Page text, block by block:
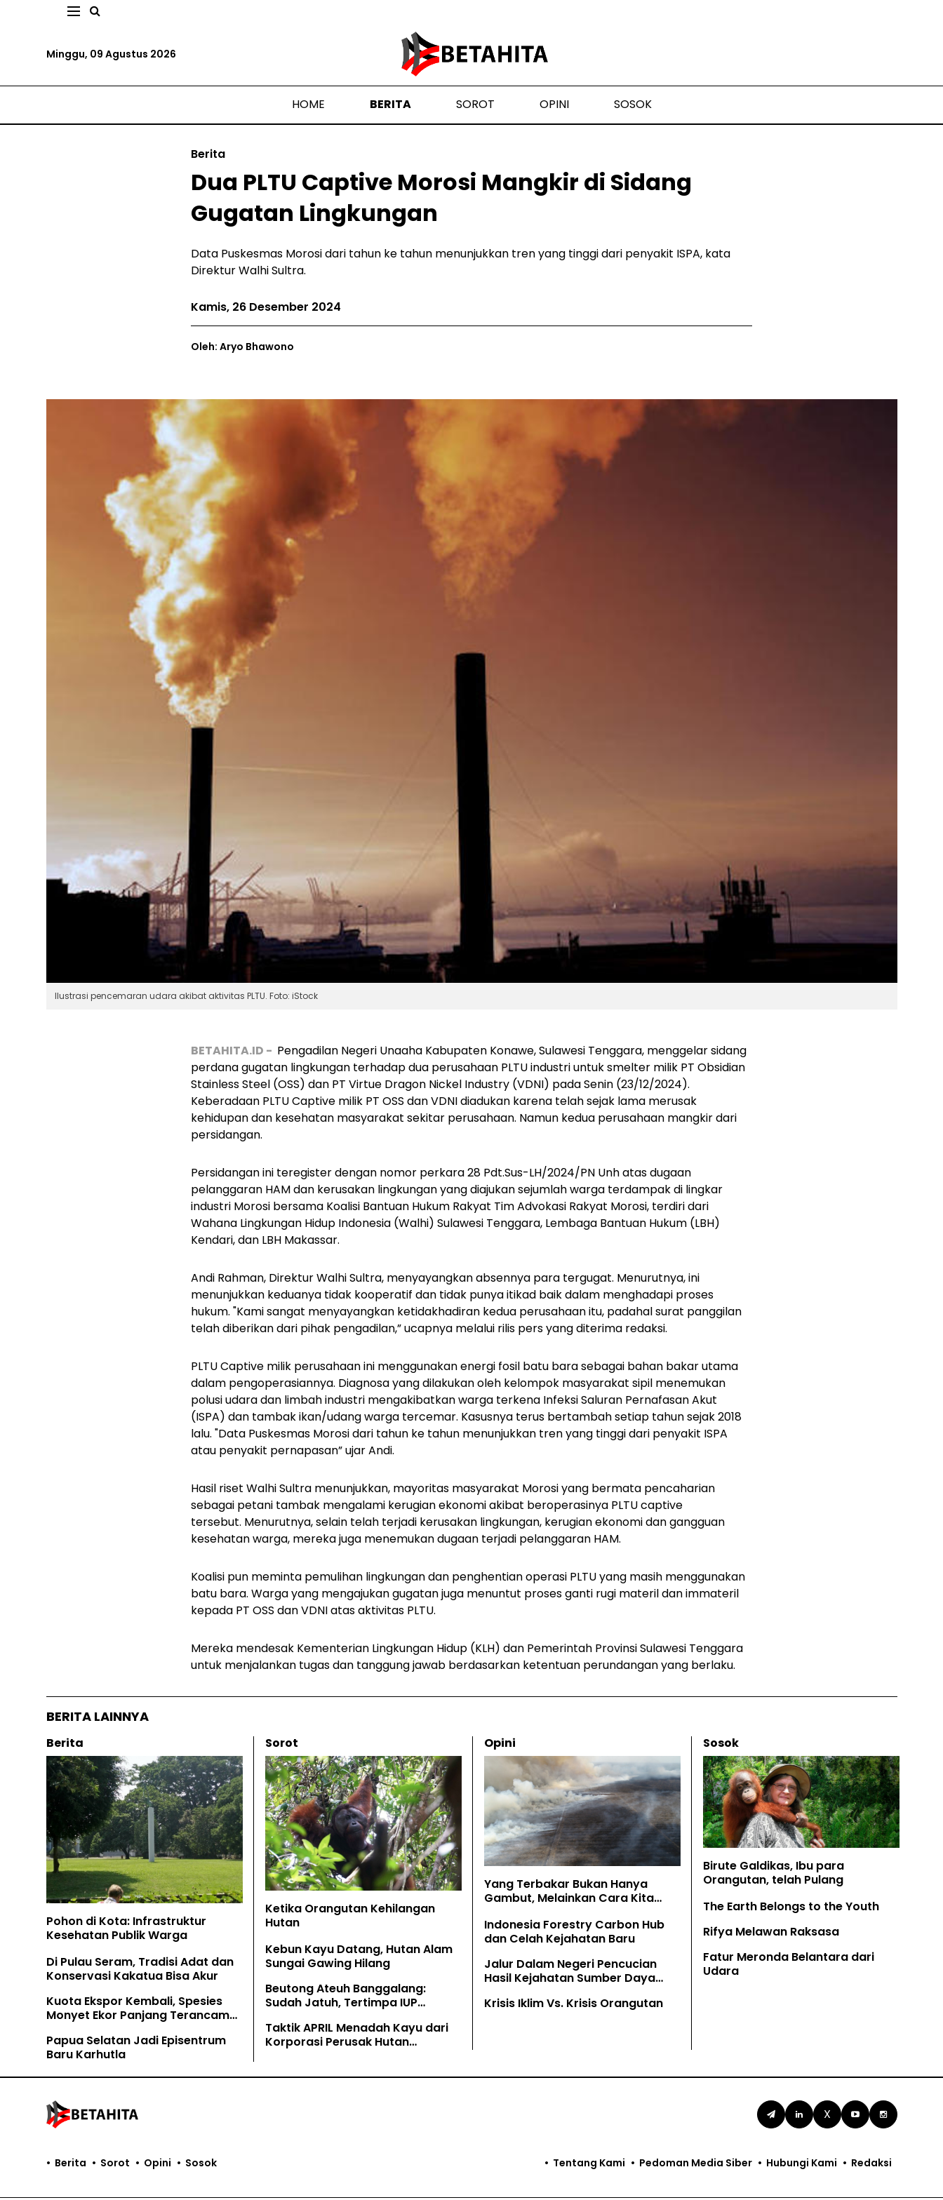
Minggu, 09 Agustus 2026
HOME BERITA SOROT OPINI SOSOK
Berita
Dua PLTU Captive Morosi Mangkir di Sidang
Gugatan Lingkungan
Data Puskesmas Morosi dari tahun ke tahun menunjukkan tren yang tinggi dari penyakit ISPA, kata
Direktur Walhi Sultra.
Kamis, 26 Desember 2024
Oleh: Aryo Bhawono
Ilustrasi pencemaran udara akibat aktivitas PLTU. Foto: iStock
BETAHITA.ID - Pengadilan Negeri Unaaha Kabupaten Konawe, Sulawesi Tenggara, menggelar sidang
perdana gugatan lingkungan terhadap dua perusahaan PLTU industri untuk smelter milik PT Obsidian
Stainless Steel (OSS) dan PT Virtue Dragon Nickel Industry (VDNI) pada Senin (23/12/2024).
Keberadaan PLTU Captive milik PT OSS dan VDNI diadukan karena telah sejak lama merusak
kehidupan dan kesehatan masyarakat sekitar perusahaan. Namun kedua perusahaan mangkir dari
persidangan.
Persidangan ini teregister dengan nomor perkara 28 Pdt.Sus-LH/2024/PN Unh atas dugaan
pelanggaran HAM dan kerusakan lingkungan yang diajukan sejumlah warga terdampak di lingkar
industri Morosi bersama Koalisi Bantuan Hukum Rakyat Tim Advokasi Rakyat Morosi, terdiri dari
Wahana Lingkungan Hidup Indonesia (Walhi) Sulawesi Tenggara, Lembaga Bantuan Hukum (LBH)
Kendari, dan LBH Makassar.
Andi Rahman, Direktur Walhi Sultra, menyayangkan absennya para tergugat. Menurutnya, ini
menunjukkan keduanya tidak kooperatif dan tidak punya itikad baik dalam menghadapi proses
hukum. "Kami sangat menyayangkan ketidakhadiran kedua perusahaan itu, padahal surat panggilan
telah diberikan dari pihak pengadilan,” ucapnya melalui rilis pers yang diterima redaksi.
PLTU Captive milik perusahaan ini menggunakan energi fosil batu bara sebagai bahan bakar utama
dalam pengoperasiannya. Diagnosa yang dilakukan oleh kelompok masyarakat sipil menemukan
polusi udara dan limbah industri mengakibatkan warga terkena Infeksi Saluran Pernafasan Akut
(ISPA) dan tambak ikan/udang warga tercemar. Kasusnya terus bertambah setiap tahun sejak 2018
lalu. "Data Puskesmas Morosi dari tahun ke tahun menunjukkan tren yang tinggi dari penyakit ISPA
atau penyakit pernapasan” ujar Andi.
Hasil riset Walhi Sultra menunjukkan, mayoritas masyarakat Morosi yang bermata pencaharian
sebagai petani tambak mengalami kerugian ekonomi akibat beroperasinya PLTU captive
tersebut. Menurutnya, selain telah terjadi kerusakan lingkungan, kerugian ekonomi dan gangguan
kesehatan warga, mereka juga menemukan dugaan terjadi pelanggaran HAM.
Koalisi pun meminta pemulihan lingkungan dan penghentian operasi PLTU yang masih menggunakan
batu bara. Warga yang mengajukan gugatan juga menuntut proses ganti rugi materil dan immateril
kepada PT OSS dan VDNI atas aktivitas PLTU.
Mereka mendesak Kementerian Lingkungan Hidup (KLH) dan Pemerintah Provinsi Sulawesi Tenggara
untuk menjalankan tugas dan tanggung jawab berdasarkan ketentuan perundangan yang berlaku.
BERITA LAINNYA
Berita
Pohon di Kota: Infrastruktur
Kesehatan Publik Warga
Di Pulau Seram, Tradisi Adat dan
Konservasi Kakatua Bisa Akur
Kuota Ekspor Kembali, Spesies
Monyet Ekor Panjang Terancam
Papua Selatan Jadi Episentrum
Baru Karhutla
Sorot
Ketika Orangutan Kehilangan
Hutan
Kebun Kayu Datang, Hutan Alam
Sungai Gawing Hilang
Beutong Ateuh Banggalang:
Sudah Jatuh, Tertimpa IUP
Taktik APRIL Menadah Kayu dari
Korporasi Perusak Hutan
Opini
Yang Terbakar Bukan Hanya
Gambut, Melainkan Cara Kita
Indonesia Forestry Carbon Hub
dan Celah Kejahatan Baru
Jalur Dalam Negeri Pencucian
Hasil Kejahatan Sumber Daya
Krisis Iklim Vs. Krisis Orangutan
Sosok
Birute Galdikas, Ibu para
Orangutan, telah Pulang
The Earth Belongs to the Youth
Rifya Melawan Raksasa
Fatur Meronda Belantara dari
Udara
X
Berita Sorot Opini Sosok Tentang Kami Pedoman Media Siber Hubungi Kami Redaksi